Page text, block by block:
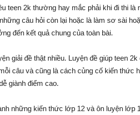
teen 2k thường hay mắc phải khi đi thi là
câu hỏi còn lại hoặc là làm sơ sài
đến kết quả chung của toàn bài.
giải đề thật nhiều. Luyện đề giúp teen 2k
câu và cũng là cách củng cố kiến thức
giành điểm cao.
những kiến thức lớp 12 và ôn luyện lớp